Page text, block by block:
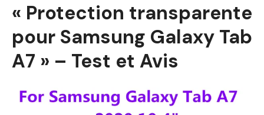
« Protection transparente
pour Samsung Galaxy Tab
A7 » – Test et Avis